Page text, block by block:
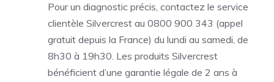
Pour un diagnostic précis, contactez le service
clientèle Silvercrest au 0800 900 343 (appel
gratuit depuis la France) du lundi au samedi, de
8h30 à 19h30. Les produits Silvercrest
bénéficient d’une garantie légale de 2 ans à